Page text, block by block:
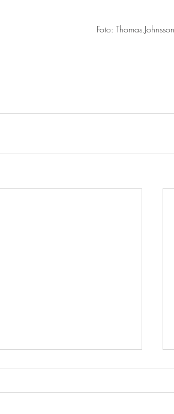
Foto: Thomas Johnsson